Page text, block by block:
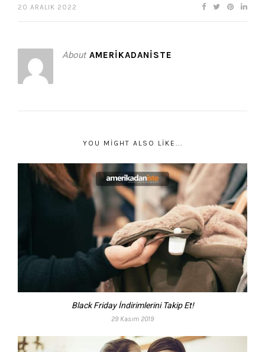
20 ARALIK 2022
About AMERIKADANISTE
YOU MIGHT ALSO LIKE...
Black Friday İndirimlerini Takip Et!
29 Kasım 2019